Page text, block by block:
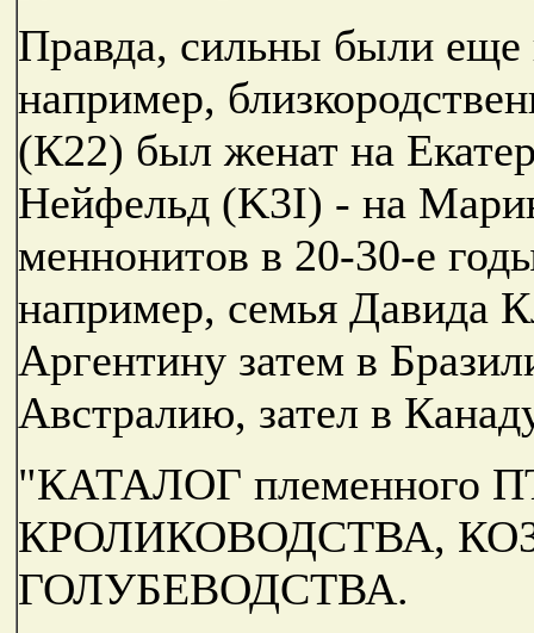
Правда, сильны были еще
например,
(К22) был женат на
Нейфельд (K3I) - на
меннонитов в 20-30-е
например, семья Давида
Аргентину затем в
Австралию, зател в
"КАТАЛОГ племенного
КРОЛИКОВОДСТВА,
ГОЛУБЕВОДСТВА.